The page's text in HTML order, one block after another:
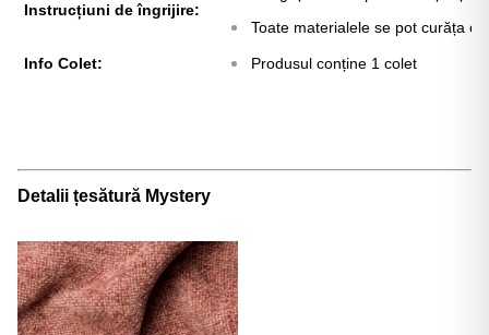
Instrucțiuni de îngrijire:
Toate materialele se pot curăța
Info Colet: Produsul conține 1 colet
Detalii țesătură Mystery